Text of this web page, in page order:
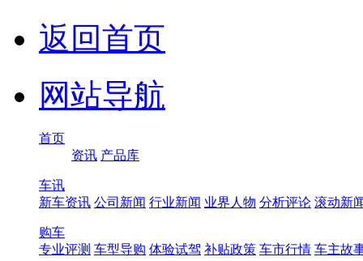
返回首页
网站导航
首页
资讯 产品库
车讯
新车资讯 公司新闻 行业新闻 业界人物 分析评论 滚动新
购车
专业评测 车型导购 体验试驾 补贴政策 车市行情 车主故